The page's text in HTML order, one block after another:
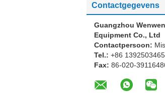
Contactgegevens
Guangzhou
Equipment Co., Ltd
Contactpersoon:
Tel.: +86
Fax: 86-020-